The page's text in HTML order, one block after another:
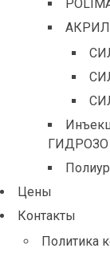
ГИДРОЗО
Цены
Контакты
Политика